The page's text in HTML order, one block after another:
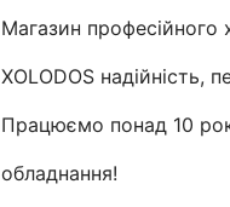
Магазин професійного
XOLODOS надійність,
Працюємо понад 10
обладнання!